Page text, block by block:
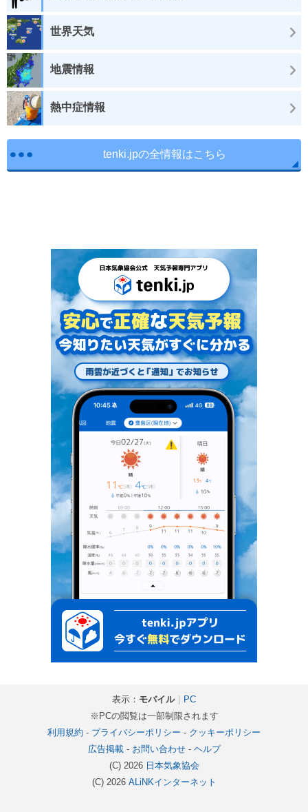
世界天気
地震情報
熱中症情報
tenki.jpの全情報はこちら
表示： モバイル｜ PC
※PCの閲覧は一部制限されます
利用規約 - プライバシーポリシー - クッキーポリシー
広告掲載- お問い合わせ- ヘルプ
(C) 2026 日本気象協会
(C) 2026 ALiNKインターネット